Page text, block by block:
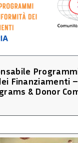
Finanziamenti
& Donor